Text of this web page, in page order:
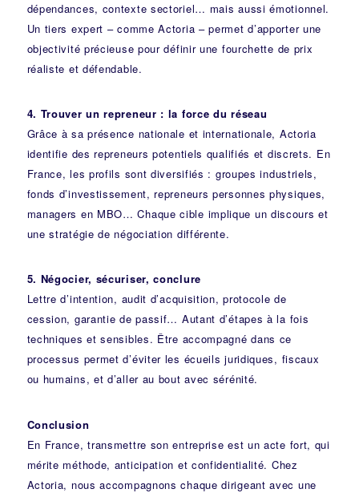
dépendances, contexte sectoriel… mais aussi émotionnel.
Un tiers expert – comme Actoria – permet d’apporter une
objectivité précieuse pour définir une fourchette de prix
réaliste et défendable.
4. Trouver un repreneur : la force du réseau
Grâce à sa présence nationale et internationale, Actoria
identifie des repreneurs potentiels qualifiés et discrets. En
France, les profils sont diversifiés : groupes industriels,
fonds d’investissement, repreneurs personnes physiques,
managers en MBO… Chaque cible implique un discours et
une stratégie de négociation différente.
5. Négocier, sécuriser, conclure
Lettre d’intention, audit d’acquisition, protocole de
cession, garantie de passif… Autant d’étapes à la fois
techniques et sensibles. Être accompagné dans ce
processus permet d’éviter les écueils juridiques, fiscaux
ou humains, et d’aller au bout avec sérénité.
Conclusion
En France, transmettre son entreprise est un acte fort, qui
mérite méthode, anticipation et confidentialité. Chez
Actoria, nous accompagnons chaque dirigeant avec une